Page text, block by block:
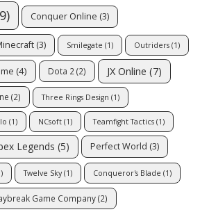
Conquer Online (3)
(3) Smilegate (1) Outriders (1)
(4) Dota 2 (2) JX Online (7)
(2) Three Rings Design (1)
(1) NCsoft (1) Teamfight Tactics (1)
Legends (5) Perfect World (3)
Twelve Sky(1) Conqueror's Blade (1)
Game Company(2)